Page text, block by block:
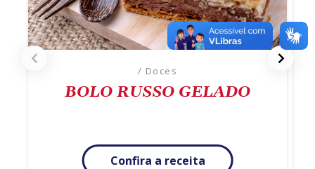
/ Doces
BOLO RUSSO GELADO
Confira a receita